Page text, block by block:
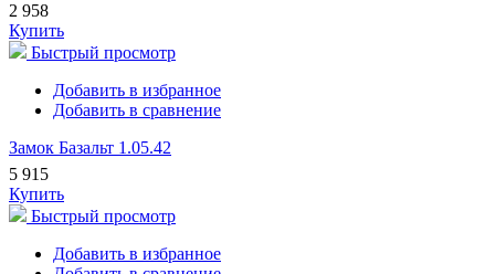
2 958
Купить
Быстрый просмотр
Добавить в избранное
Добавить в сравнение
Замок Базальт 1.05.42
5 915
Купить
Быстрый просмотр
Добавить в избранное